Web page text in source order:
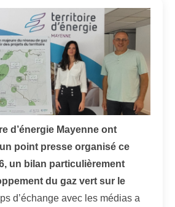
d’énergie Mayenne ont
point presse organisé ce
un bilan particulièrement
du gaz vert sur le
d’échange avec les médias a